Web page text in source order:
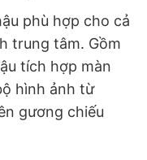
phù hợp cho cả
trung tâm. Gồm
tích hợp màn
hình ảnh từ
gương chiếu